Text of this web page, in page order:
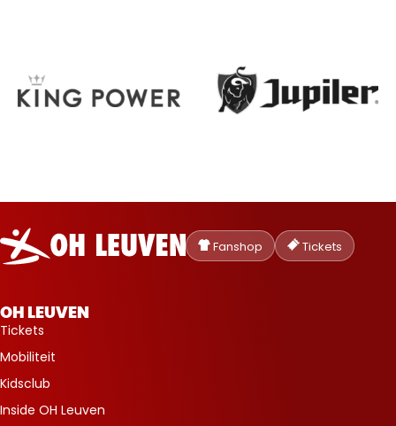
Oud-
Heverlee
Leuven
Fanshop Tickets
OH LEUVEN
Tickets
Mobiliteit
Kidsclub
Inside OH Leuven